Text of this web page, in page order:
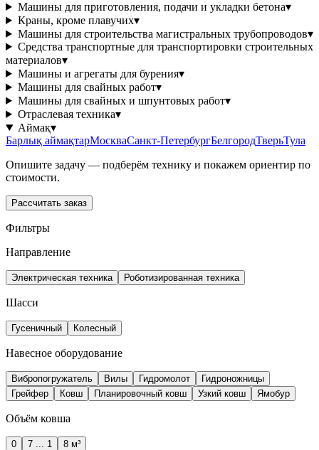
Машины для приготовления, подачи и укладки бетона▾
Краны, кроме плавучих▾
Машины для строительства магистральных трубопроводов▾
Средства транспортные для транспортировки строительных
материалов▾
Машины и агрегаты для бурения▾
Машины для свайных работ▾
Машины для свайных и шпунтовых работ▾
Отраслевая техника▾
Аймақ▾
Барлық аймақтарМоскваСанкт-ПетербургБелгородТверьТула
Опишите задачу — подберём технику и покажем ориентир по
стоимости.
Рассчитать заказ
Фильтры
Направление
Электрическая техника Роботизированная техника
Шасси
Гусеничный Колесный
Навесное оборудование
Вибропогружатель Вилы Гидромолот
Гидроножницы
Грейфер
Ковш Планировочный ковш Узкий ковш Ямобур
Объём ковша
0 7 ... 1 8 м³